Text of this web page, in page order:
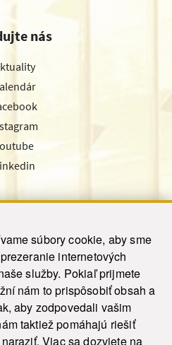
súbory cookie, aby sme
internetových
služby. Pokiaľ prijmete
nám to prispôsobiť obsah a
aby zodpovedali vašim
taktiež pomáhajú riešiť
Viac sa dozviete na
nás